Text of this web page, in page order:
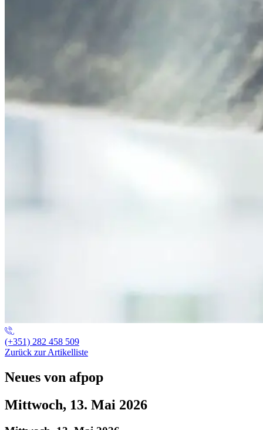
(+351) 282 458 509
Zurück zur Artikelliste
Neues von afpop
Mittwoch, 13. Mai 2026